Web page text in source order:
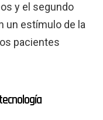
y el segundo
un estímulo de la
pacientes